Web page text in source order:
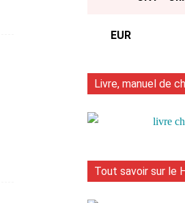
EUR
Livre, manuel de
Tout savoir sur le